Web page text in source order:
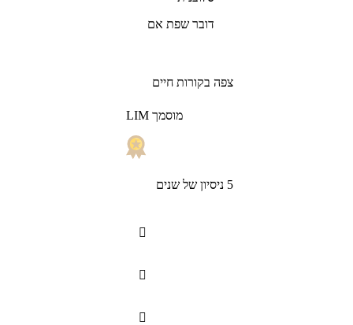
דובר שפת אם
צפה בקורות חיים
LIM מוסמך
5 ניסיון של שנים


